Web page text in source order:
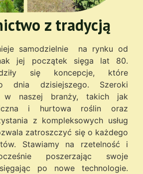
z tradycją
samodzielnie na rynku od
jej początek sięga lat 80.
się koncepcje, które
dnia dzisiejszego. Szeroki
w naszej branży, takich jak
i hurtowa roślin oraz
z kompleksowych usług
zatroszczyć się o każdego
Stawiamy na rzetelność i
poszerzając swoje
po nowe technologie.